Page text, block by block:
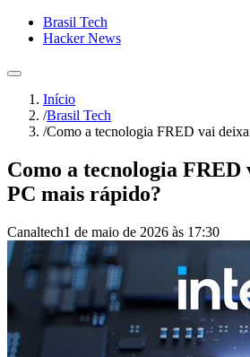
Brasil Tech
Hacker News
Início
/Brasil Tech
/Como a tecnologia FRED vai
Como a tecnologia FRED
PC mais rápido?
Canaltech1 de maio de 2026 às 17:30